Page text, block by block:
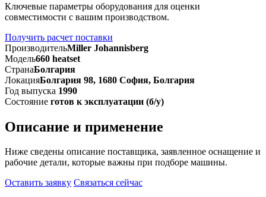
Ключевые параметры оборудования для оценки
совместимости с вашим производством.
Получить расчет поставки
ПроизводительMiller Johannisberg
Модель660 heatset
СтранаБолгария
ЛокацияБолгария 98, 1680 София, Болгария
Год выпуска 1990
Состояние готов к эксплуатации (б/у)
Описание и применение
Ниже сведены описание поставщика, заявленное оснащение и
рабочие детали, которые важны при подборе машины.
Оставить заявку Связаться сейчас